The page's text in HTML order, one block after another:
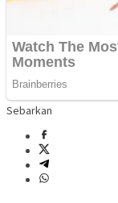
Sebarkan